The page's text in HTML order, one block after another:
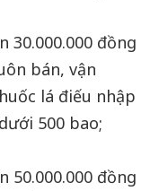
30.000.000 đồng
bán, vận
lá điếu nhập
500 bao;
50.000.000 đồng